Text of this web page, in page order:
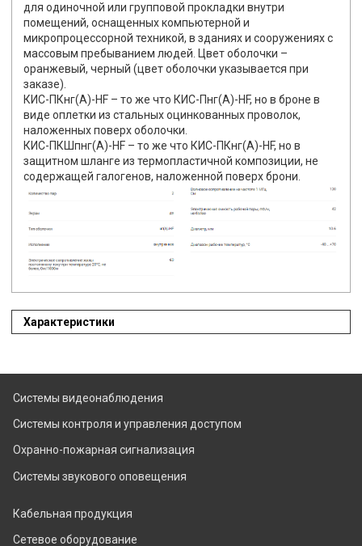
для одиночной или групповой прокладки внутри
помещений, оснащенных компьютерной и
микропроцессорной техникой, в зданиях и сооружениях с
массовым пребыванием людей. Цвет оболочки –
оранжевый, черный (цвет оболочки указывается при
заказе).
КИС-ПКнг(А)-HF – то же что КИС-Пнг(А)-HF, но в броне в
виде оплетки из стальных оцинкованных проволок,
наложенных поверх оболочки.
КИС-ПКШпнг(А)-HF – то же что КИС-ПКнг(А)-HF, но в
защитном шланге из термопластичной композиции, не
содержащей галогенов, наложенной поверх брони.
Характеристики
Системы видеонаблюдения
Системы контроля и управления доступом
Охранно-пожарная сигнализация
Системы звукового оповещения
Кабельная продукция
Сетевое оборудование